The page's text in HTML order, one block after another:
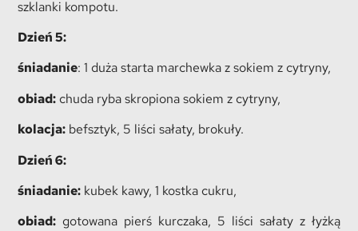
szklanki kompotu.
Dzień 5:
śniadanie: 1 duża starta marchewka z sokiem z cytryny,
obiad: chuda ryba skropiona sokiem z cytryny,
kolacja: befsztyk, 5 liści sałaty, brokuły.
Dzień 6:
śniadanie: kubek kawy, 1 kostka cukru,
obiad: gotowana pierś kurczaka, 5 liści sałaty z łyżką